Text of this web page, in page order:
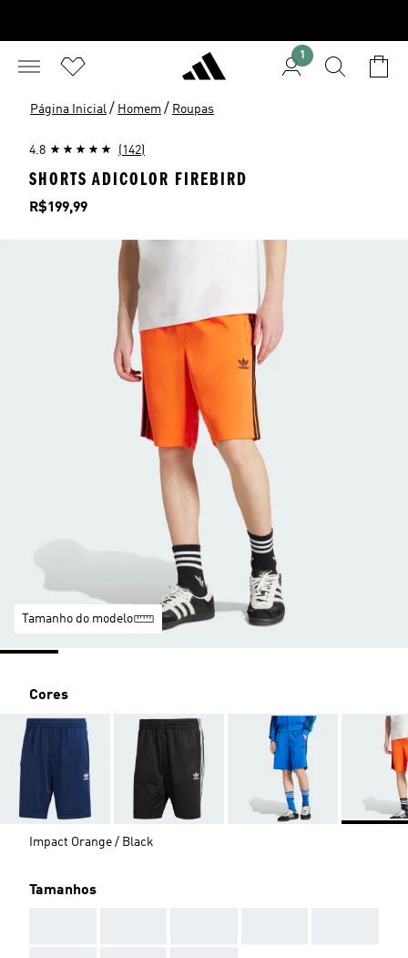
1
Página Inicial / Homem / Roupas
4.8 (142)
SHORTS ADICOLOR FIREBIRD
Preço
R$199,99
Tamanho do modelo
Cores
Impact Orange / Black
Tamanhos